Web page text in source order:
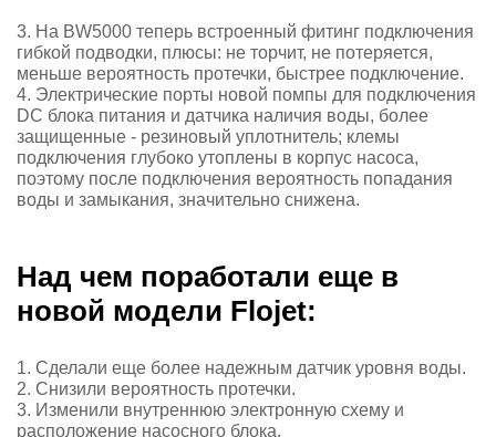
3. На BW5000 теперь встроенный фитинг подключения
гибкой подводки, плюсы: не торчит, не потеряется,
меньше вероятность протечки, быстрее подключение.
4. Электрические порты новой помпы для подключения
DC блока питания и датчика наличия воды, более
защищенные - резиновый уплотнитель; клемы
подключения глубоко утоплены в корпус насоса,
поэтому после подключения вероятность попадания
воды и замыкания, значительно снижена.
Над чем поработали еще в
новой модели Flojet:
1. Сделали еще более надежным датчик уровня воды.
2. Снизили вероятность протечки.
3. Изменили внутреннюю электронную схему и
расположение насосного блока.